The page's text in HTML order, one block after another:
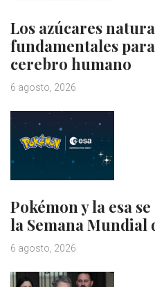
Los azúcares
fundamentales
cerebro humano
6 agosto, 2026
Pokémon y la esa
la Semana Mundial
6 agosto, 2026